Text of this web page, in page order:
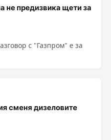
не предизвика щети за
с "Газпром" е за
сменя дизеловите